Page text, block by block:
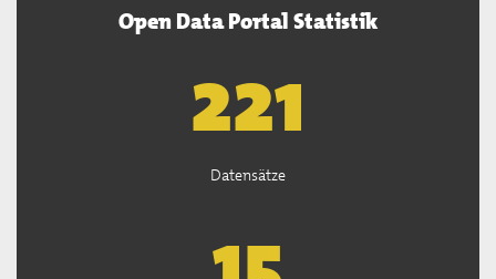
Open Data Portal Statistik
222
Datensätze